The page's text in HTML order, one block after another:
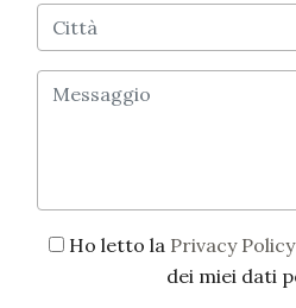
Ho letto la Privacy Policy
dei miei dati